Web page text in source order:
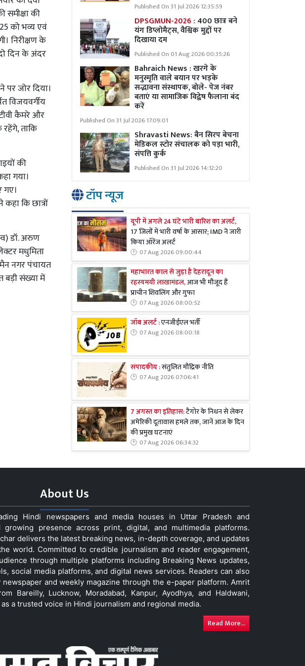
की
को भव्य एवं
निरीक्षण के
दिन के अंदर
जोर दिया।
विजयवर्गीय
कैमरे और
रहेंगे, ताकि
की
गया।
गए।
कि छात्रों
डॉ. अरुण
मधुमिता
नगर पंचायत
बड़ी संख्या में
Published On 31 Jul 2026 12:35:59
DPSGMUN-2026 : 400 छात्र बने
यंग डिप्लोमैट्स, वैश्विक मुद्दों पर
दिखाया दम
Published On 01 Aug 2026 00:35:26
Bahraich News : खरगे के
मनुस्मृति वाले बयान पर भड़के
सद्भावना संस्थापक, बोले- पेज नंबर
बताएं या सामाजिक विद्वेष फैलाना बंद
करें
Published On 31 Jul 2026 17:09:01
Shravasti News:बैन सिरप बेचना
मेडिकल स्टोर संचालक को पड़ा भारी,
संपत्ति कुर्क
Published On 31 Jul 2026 14:12:20
टॉप न्यूज
यूपी में अगले 24 घंटे भारी बारिश का अलर्ट,
17 जिलों में भारी वर्षा के आसार; IMD ने जारी
किया ऑरेंज अलर्ट
07 Aug 2026 09:00:44
महाभारत काल से जुड़ा है देहरादून का
रहस्यमयी लाखामंडल,आज भी मौजूद हैं
प्राचीन शिवलिंग और गुफा
07 Aug 2026 08:00:52
जॉब अलर्ट :एनजीईएल भर्ती
07 Aug 2026 08:00:18
संपादकीय :संतुलित मौद्रिक नीति
07 Aug 2026 07:06:41
7 अगस्त का इतिहास:टैगोर के निधन से लेकर
अमेरिकी दूतावास हमले तक, जानें आज के दिन
की प्रमुख घटनाएं
07 Aug 2026 06:34:32
About Us
Hindi newspapers and media houses in Uttar Pradesh and
presence across print, digital, and multimedia platforms.
delivers the latest breaking news, in-depth coverage, and updates
world. Committed to credible journalism and reader engagement,
through multiple platforms including Breaking News updates,
social media platforms, and digital news services. Readers can also
and weekly magazine through the e-paper platform. Amrit
Bareilly, Lucknow, Moradabad, Kanpur, Ayodhya, and Haldwani,
a trusted voice in Hindi journalism and regional media.
Read More...